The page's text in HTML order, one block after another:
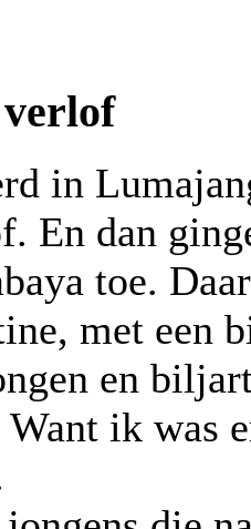
verlof
in
En dan
toe.
met een
en
ik was